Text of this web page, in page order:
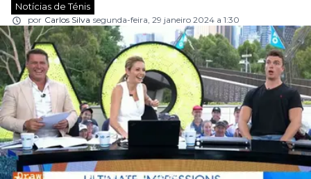
Notícias de Ténis
por Carlos Silva segunda-feira, 29 janeiro 2024 a 1:30